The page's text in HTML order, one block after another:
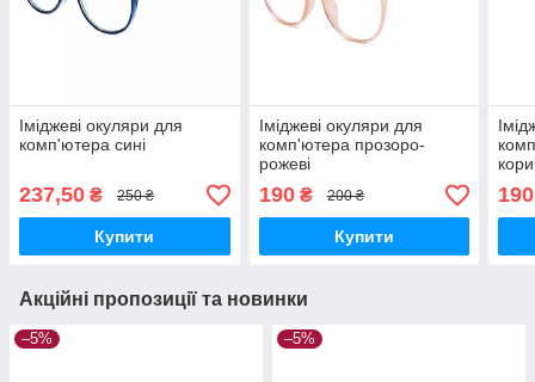
Іміджеві окуляри для
комп'ютера сині
237,50 ₴ 250 ₴
Купити
Іміджеві окуляри для
комп'ютера прозоро-
рожеві
190₴ 200 ₴
Купити
190
Акційні пропозиції та новинки
–5% –5%